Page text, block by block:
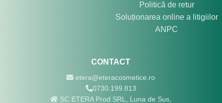
Politică de retur
Soluționarea online a litigiilor
ANPC
CONTACT
etera@eteracosmetice.ro
0730.199.813
SC ETERA Prod SRL, Luna de Sus,